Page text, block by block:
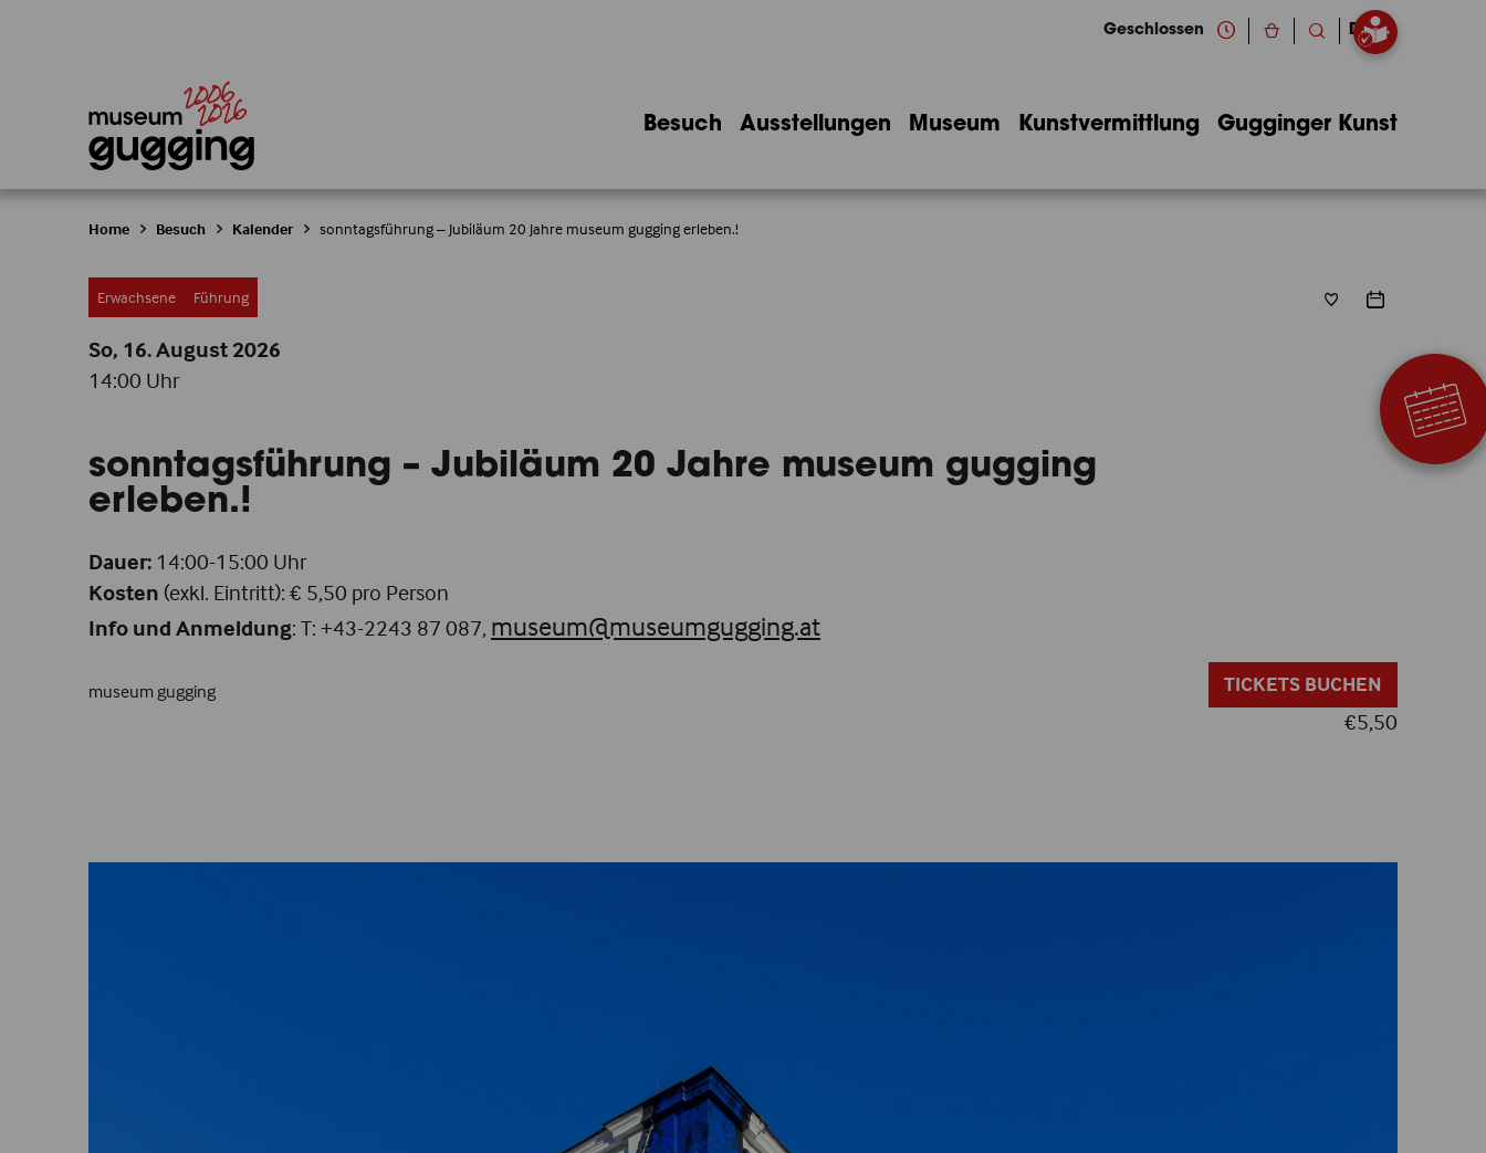
Geschlossen DE
Besuch Ausstellungen Museum Kunstvermittlung Gugginger Kunst
Home Besuch Kalender sonntagsführung – Jubiläum 20 Jahre museum gugging erleben.!
Erwachsene Führung
So, 16. August 2026
14:00 Uhr
sonntagsführung – Jubiläum 20 Jahre museum gugging
erleben.!
Dauer: 14:00-15:00 Uhr
Kosten (exkl. Eintritt): € 5,50 pro Person
Info und Anmeldung: T: +43-2243 87 087, museum@museumgugging.at
museum gugging TICKETS BUCHEN
€5,50